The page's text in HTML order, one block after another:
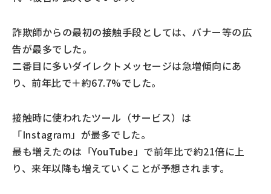
詐欺師からの最初の接触手段としては、バナー等の広
告が最多でした。
二番目に多いダイレクトメッセージは急増傾向にあ
り、前年比で＋約67.7%でした。
接触時に使われたツール（サービス）は
「Instagram」が最多でした。
最も増えたのは「YouTube」で前年比で約21倍に上
り、来年以降も増えていくことが予想されます。